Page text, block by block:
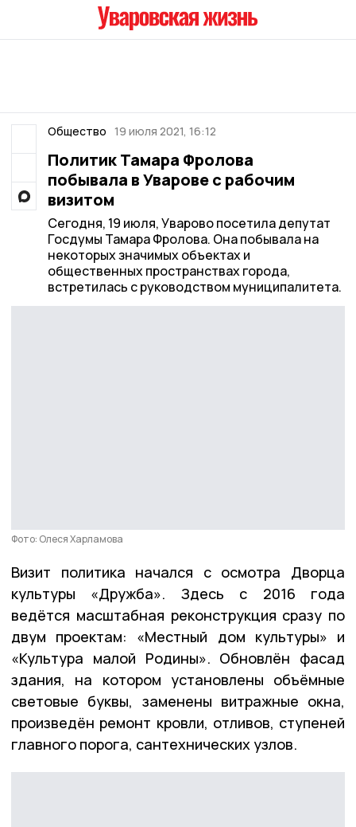
Общество 19 июля 2021, 16:12
Политик Тамара Фролова
побывала в Уварове с рабочим
визитом
Сегодня, 19 июля, Уварово посетила депутат
Госдумы Тамара Фролова. Она побывала на
некоторых значимых объектах и
общественных пространствах города,
встретилась с руководством муниципалитета.
Фото: Олеся Харламова
Визит политика начался с осмотра Дворца
культуры «Дружба». Здесь с 2016 года
ведётся масштабная реконструкция сразу по
двум проектам: «Местный дом культуры» и
«Культура малой Родины». Обновлён фасад
здания, на котором установлены объёмные
световые буквы, заменены витражные окна,
произведён ремонт кровли, отливов, ступеней
главного порога, сантехнических узлов.